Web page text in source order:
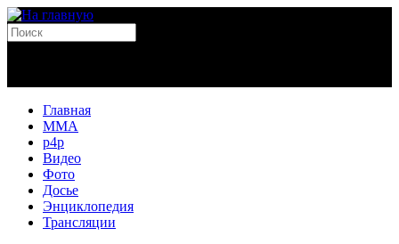
Главная
MMA
p4p
Видео
Фото
Досье
Энциклопедия
Трансляции